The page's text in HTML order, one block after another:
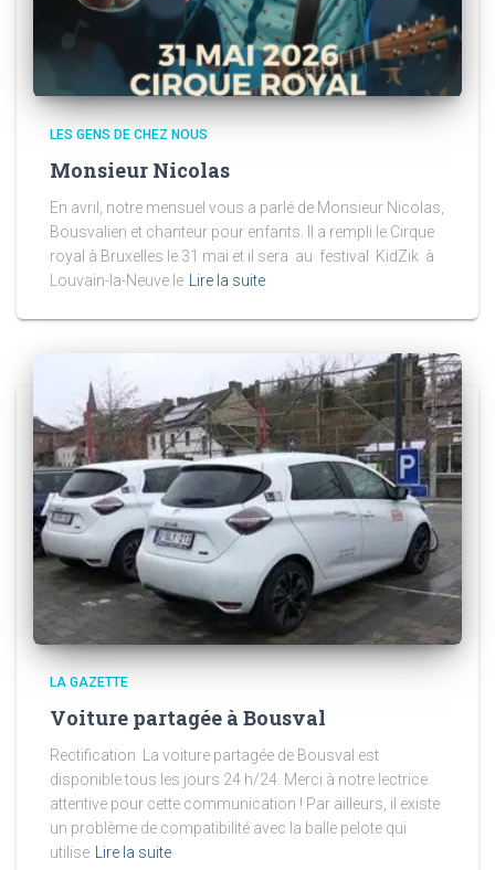
LES GENS DE CHEZ NOUS
Monsieur Nicolas
En avril, notre mensuel vous a parlé de Monsieur Nicolas,
Bousvalien et chanteur pour enfants. Il a rempli le Cirque
royal à Bruxelles le 31 mai et il sera au festival KidZik à
Louvain-la-Neuve le Lire la suite
LA GAZETTE
Voiture partagée à Bousval
Rectification La voiture partagée de Bousval est
disponible tous les jours 24 h/24. Merci à notre lectrice
attentive pour cette communication ! Par ailleurs, il existe
un problème de compatibilité avec la balle pelote qui
utilise Lire la suite